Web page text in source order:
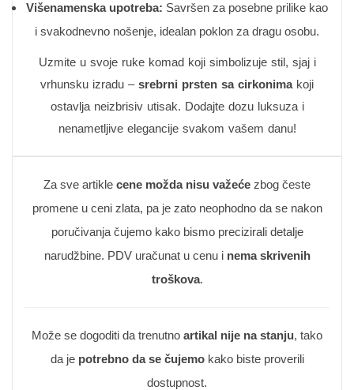
Višenamenska upotreba: Savršen za posebne prilike kao
i svakodnevno nošenje, idealan poklon za dragu osobu.
Uzmite u svoje ruke komad koji simbolizuje stil, sjaj i
vrhunsku izradu – srebrni prsten sa cirkonimakoji
ostavlja neizbrisiv utisak. Dodajte dozu luksuza i
nenametljive elegancije svakom vašem danu!
Za sve artikle cene možda nisu važeće zbog česte
promene u ceni zlata, pa je zato neophodno da se nakon
poručivanja čujemo kako bismo precizirali detalje
narudžbine. PDV uračunat u cenu i nema skrivenih
troškova.
Može se dogoditi da trenutno artikal nije na stanju, tako
da je potrebno da se čujemokako biste proverili
dostupnost.